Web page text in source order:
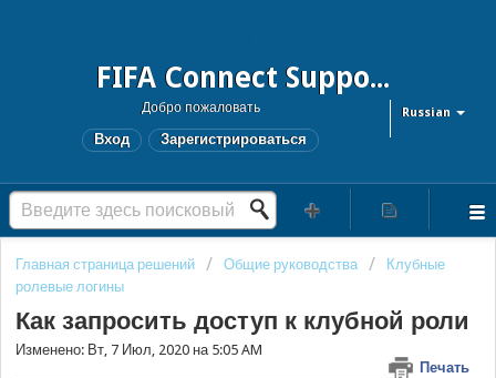
FIFA Connect Support and FCMS Support
Russian
Добро пожаловать
Вход Зарегистрироваться
Главная страница решений Общие руководства
Клубные
ролевые логины
Как запросить доступ к клубной роли
Печать
Изменено: Вт, 7 Июл, 2020 на 5:05 AM